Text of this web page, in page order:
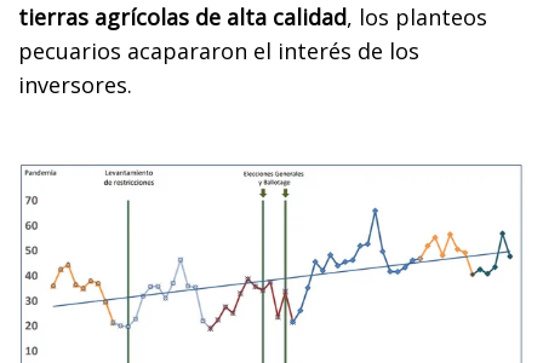
tierras agrícolas de alta calidad, los planteos
pecuarios acapararon el interés de los
inversores.